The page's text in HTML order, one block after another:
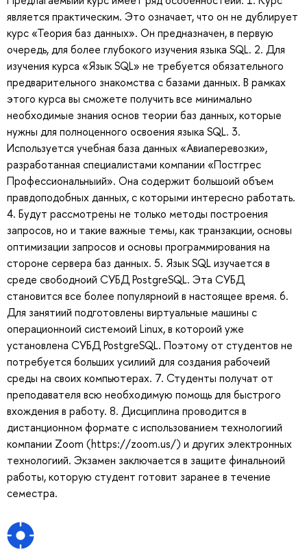
является практическим. Это означает, что он не дублирует
курс «Теория баз данных». Он предназначен, в первую
очередь, для более глубокого изучения языка SQL. 2. Для
изучения курса «Язык SQL» не требуется обязательного
предварительного знакомства с базами данных. В рамках
этого курса вы сможете получить все минимально
необходимые знания основ теории баз данных, которые
нужны для полноценного освоения языка SQL. 3.
Используется учебная база данных «Авиаперевозки»,
разработанная специалистами компании «Постгрес
Профессиональныий». Она содержит большоий объем
правдоподобных данных, с которыми интересно работать.
4. Будут рассмотрены не только методы построения
запросов, но и такие важные темы, как транзакции, основы
оптимизации запросов и основы программирования на
стороне сервера баз данных. 5. Язык SQL изучается в
среде свободноий СУБД PostgreSQL. Эта СУБД
становится все более популярноий в настоящее время. 6.
Для занятиий подготовлены виртуальные машины с
операционноий системоий Linux, в котороий уже
установлена СУБД PostgreSQL. Поэтому от студентов не
потребуется больших усилиий для создания рабочеий
среды на своих компьютерах. 7. Студенты получат от
преподавателя всю необходимую помощь для быстрого
вхождения в работу. 8. Дисциплина проводится в
дистанционном формате с использованием технологиий
компании Zoom (https://zoom.us/) и других электронных
технологиий. Экзамен заключается в защите финальноий
работы, которую студент готовит заранее в течение
семестра.